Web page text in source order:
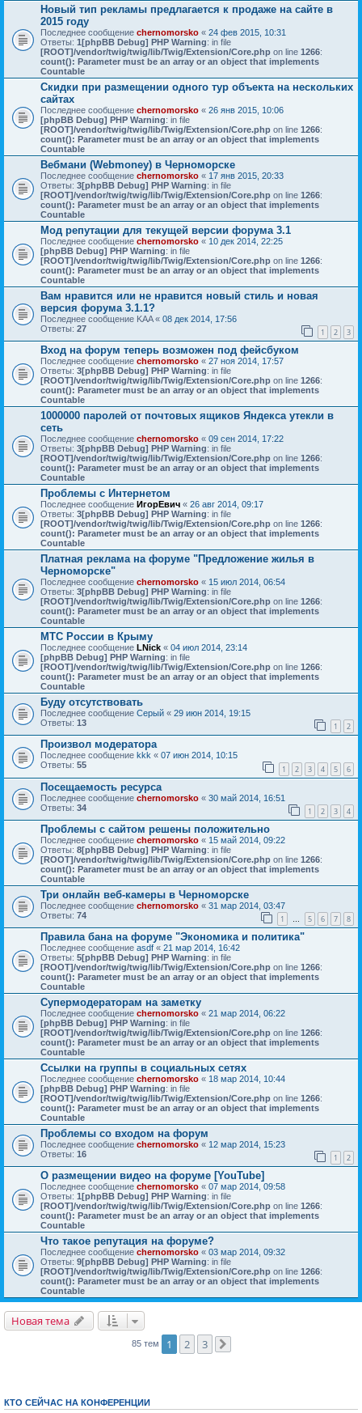
Новый тип рекламы предлагается к продаже на сайте в
2015 году
Последнее сообщение chernomorsko « 24 фев 2015, 10:31
Ответы: 1 [phpBB Debug] PHP Warning: in file
[ROOT]/vendor/twig/twig/lib/Twig/Extension/Core.php on line 1266:
count(): Parameter must be an array or an object that implements
Countable
Скидки при размещении одного тур объекта на нескольких
сайтах
Последнее сообщение chernomorsko « 26 янв 2015, 10:06
[phpBB Debug] PHP Warning: in file
[ROOT]/vendor/twig/twig/lib/Twig/Extension/Core.php on line 1266:
count(): Parameter must be an array or an object that implements
Countable
Вебмани (Webmoney) в Черноморске
Последнее сообщение chernomorsko « 17 янв 2015, 20:33
Ответы: 3[phpBB Debug] PHP Warning: in file
[ROOT]/vendor/twig/twig/lib/Twig/Extension/Core.php on line 1266:
count(): Parameter must be an array or an object that implements
Countable
Мод репутации для текущей версии форума 3.1
Последнее сообщение chernomorsko « 10 дек 2014, 22:25
[phpBB Debug] PHP Warning: in file
[ROOT]/vendor/twig/twig/lib/Twig/Extension/Core.php on line 1266:
count(): Parameter must be an array or an object that implements
Countable
Вам нравится или не нравится новый стиль и новая
версия форума 3.1.1?
Последнее сообщение KAA« 08 дек 2014, 17:56
Ответы: 27 1 2 3
Вход на форум теперь возможен под фейсбуком
Последнее сообщение chernomorsko « 27 ноя 2014, 17:57
Ответы: 3[phpBB Debug] PHP Warning: in file
[ROOT]/vendor/twig/twig/lib/Twig/Extension/Core.php on line 1266:
count(): Parameter must be an array or an object that implements
Countable
1000000 паролей от почтовых ящиков Яндекса утекли в
сеть
Последнее сообщение chernomorsko « 09 сен 2014, 17:22
Ответы: 3[phpBB Debug] PHP Warning: in file
[ROOT]/vendor/twig/twig/lib/Twig/Extension/Core.php on line 1266:
count(): Parameter must be an array or an object that implements
Countable
Проблемы с Интернетом
Последнее сообщение ИгорЕвич « 26 авг 2014, 09:17
Ответы: 3[phpBB Debug] PHP Warning: in file
[ROOT]/vendor/twig/twig/lib/Twig/Extension/Core.php on line 1266:
count(): Parameter must be an array or an object that implements
Countable
Платная реклама на форуме "Предложение жилья в
Черноморске"
Последнее сообщение chernomorsko « 15 июл 2014, 06:54
Ответы: 3[phpBB Debug] PHP Warning: in file
[ROOT]/vendor/twig/twig/lib/Twig/Extension/Core.php on line 1266:
count(): Parameter must be an array or an object that implements
Countable
МТС России в Крыму
Последнее сообщение LNick « 04 июл 2014, 23:14
[phpBB Debug] PHP Warning: in file
[ROOT]/vendor/twig/twig/lib/Twig/Extension/Core.php on line 1266:
count(): Parameter must be an array or an object that implements
Countable
Буду отсутствовать
Последнее сообщение Серый « 29 июн 2014, 19:15
Ответы: 13 1 2
Произвол модератора
Последнее сообщение kkk « 07 июн 2014, 10:15
Ответы: 55 1 2 3 4 5 6
Посещаемость ресурса
Последнее сообщение chernomorsko « 30 май 2014, 16:51
Ответы: 34 1 2 3 4
Проблемы с сайтом решены положительно
Последнее сообщение chernomorsko « 15 май 2014, 09:22
Ответы: 8[phpBB Debug] PHP Warning: in file
[ROOT]/vendor/twig/twig/lib/Twig/Extension/Core.php on line 1266:
count(): Parameter must be an array or an object that implements
Countable
Три онлайн веб-камеры в Черноморске
Последнее сообщение chernomorsko « 31 мар 2014, 03:47
Ответы: 74 1 5 6 7 8
Правила бана на форуме "Экономика и политика"
Последнее сообщение asdf « 21 мар 2014, 16:42
Ответы: 5[phpBB Debug] PHP Warning: in file
[ROOT]/vendor/twig/twig/lib/Twig/Extension/Core.php on line 1266:
count(): Parameter must be an array or an object that implements
Countable
Супермодераторам на заметку
Последнее сообщение chernomorsko « 21 мар 2014, 06:22
[phpBB Debug] PHP Warning: in file
[ROOT]/vendor/twig/twig/lib/Twig/Extension/Core.php on line 1266:
count(): Parameter must be an array or an object that implements
Countable
Ссылки на группы в социальных сетях
Последнее сообщение chernomorsko « 18 мар 2014, 10:44
[phpBB Debug] PHP Warning: in file
[ROOT]/vendor/twig/twig/lib/Twig/Extension/Core.php on line 1266:
count(): Parameter must be an array or an object that implements
Countable
Проблемы со входом на форум
Последнее сообщение chernomorsko « 12 мар 2014, 15:23
Ответы: 16 1 2
О размещении видео на форуме [YouTube]
Последнее сообщение chernomorsko « 07 мар 2014, 09:58
Ответы: 1[phpBB Debug] PHP Warning: in file
[ROOT]/vendor/twig/twig/lib/Twig/Extension/Core.php on line 1266:
count(): Parameter must be an array or an object that implements
Countable
Что такое репутация на форуме?
Последнее сообщение chernomorsko « 03 мар 2014, 09:32
Ответы: 9[phpBB Debug] PHP Warning: in file
[ROOT]/vendor/twig/twig/lib/Twig/Extension/Core.php on line 1266:
count(): Parameter must be an array or an object that implements
Countable
Новая тема
85 тем 1 2 3
КТО СЕЙЧАС НА КОНФЕРЕНЦИИ